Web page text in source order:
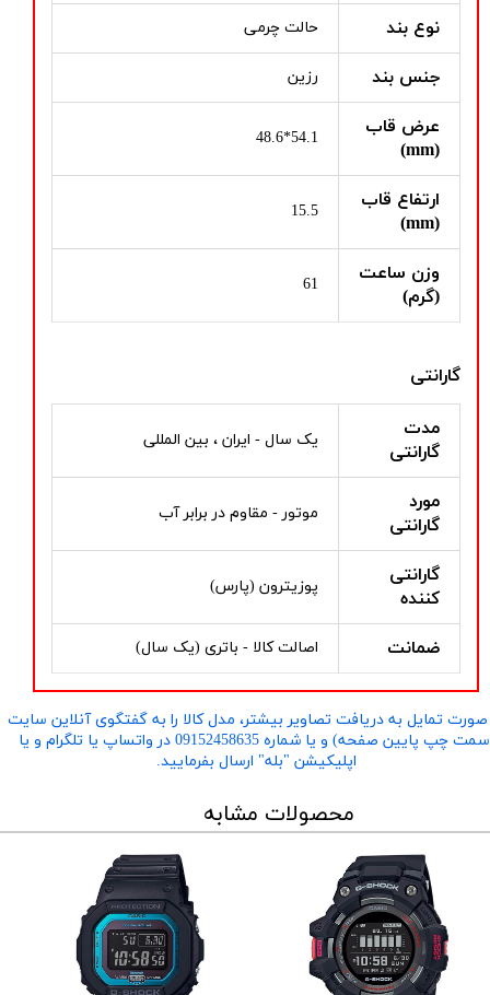
نوع بند حالت چرمی
جنس بند رزین
عرض قاب
(mm)
54.1*48.6
ارتفاع قاب
(mm)
15.5
وزن ساعت
(گرم)
61
گارانتی
مدت
گارانتی
یک سال - ایران ، بین المللی
مورد
گارانتی
موتور - مقاوم در برابر آب
گارانتی
کننده
پوزیترون (پارس)
ضمانت اصالت کالا - باتری (یک سال)
تمایل به دریافت تصاویر بیشتر، مدل کالا را به گفتگوی آنلاین سایت
​​​​​​​(سمت چپ پایین صفحه) و یا شماره 09152458635 در واتساپ یا تلگرام و یا
اپلیکیشن "بله" ارسال بفرمایید.
محصولات مشابه